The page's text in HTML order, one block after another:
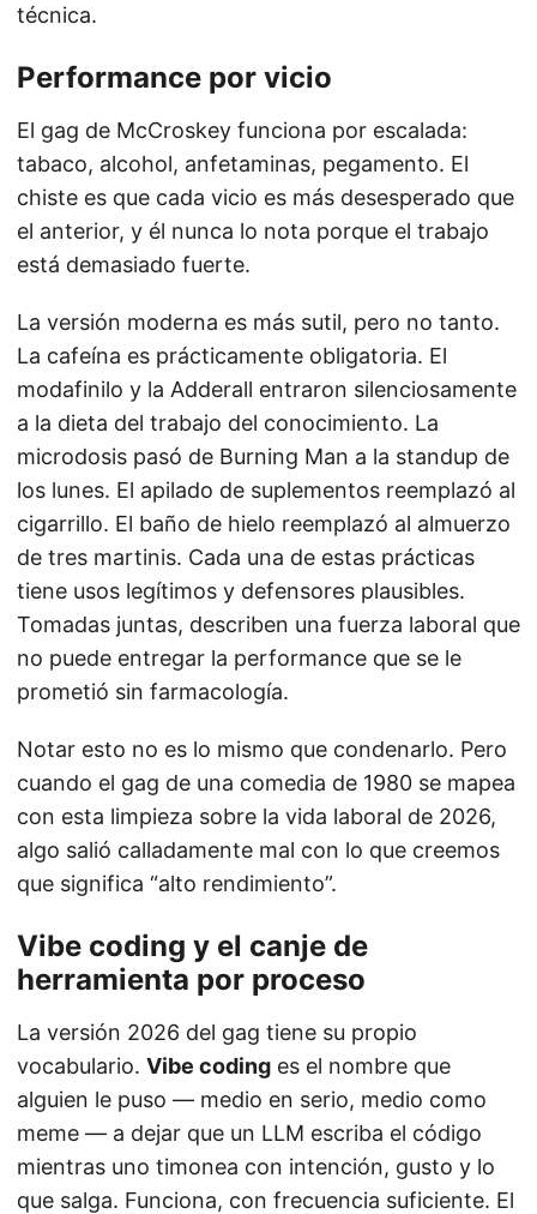
técnica.
Performance por vicio
El gag de McCroskey funciona por escalada:
tabaco, alcohol, anfetaminas, pegamento. El
chiste es que cada vicio es más desesperado que
el anterior, y él nunca lo nota porque el trabajo
está demasiado fuerte.
La versión moderna es más sutil, pero no tanto.
La cafeína es prácticamente obligatoria. El
modafinilo y la Adderall entraron silenciosamente
a la dieta del trabajo del conocimiento. La
microdosis pasó de Burning Man a la standup de
los lunes. El apilado de suplementos reemplazó al
cigarrillo. El baño de hielo reemplazó al almuerzo
de tres martinis. Cada una de estas prácticas
tiene usos legítimos y defensores plausibles.
Tomadas juntas, describen una fuerza laboral que
no puede entregar la performance que se le
prometió sin farmacología.
Notar esto no es lo mismo que condenarlo. Pero
cuando el gag de una comedia de 1980 se mapea
con esta limpieza sobre la vida laboral de 2026,
algo salió calladamente mal con lo que creemos
que significa “alto rendimiento”.
Vibe coding y el canje de
herramienta por proceso
La versión 2026 del gag tiene su propio
vocabulario. Vibe coding es el nombre que
alguien le puso — medio en serio, medio como
meme — a dejar que un LLM escriba el código
mientras uno timonea con intención, gusto y lo
que salga. Funciona, con frecuencia suficiente. El